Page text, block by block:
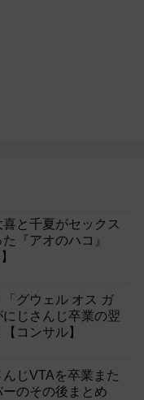
喜と千夏がセックス
『アオのハコ』
「グウェル オス ガ
じさんじ卒業の翌
コンサル】
んじVTAを卒業また
のその後まとめ